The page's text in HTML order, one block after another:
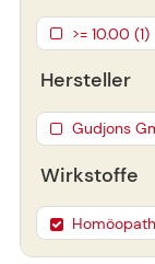
>= 10.00 (1)
Hersteller
Gudjons
Wirkstoffe